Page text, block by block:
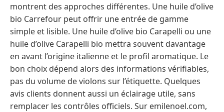
montrent des approches différentes. Une huile d’olive
bio Carrefour peut offrir une entrée de gamme
simple et lisible. Une huile d’olive bio Carapelli ou une
huile d’olive Carapelli bio mettra souvent davantage
en avant l’origine italienne et le profil aromatique. Le
bon choix dépend alors des informations vérifiables,
pas du volume de violons sur l’étiquette. Quelques
avis clients donnent aussi un éclairage utile, sans
remplacer les contrôles officiels. Sur emilenoel.com,